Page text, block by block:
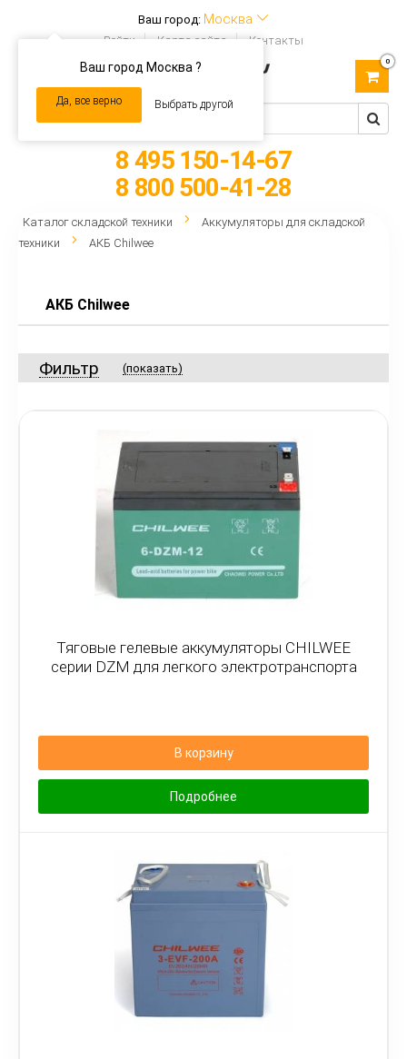
Ваш город: Москва
Ваш город Москва ?
Да, все верно Выбрать другой
Войти Карта сайта Контакты
navigation
0
8 495 150-14-67
8 800 500-41-28
Каталог складской техники
Аккумуляторы для складской
техники
АКБ Chilwee
АКБ Chilwee
Фильтр (показать)
Тяговые гелевые аккумуляторы CHILWEE
серии DZM для легкого электротранспорта
В корзину
Подробнее